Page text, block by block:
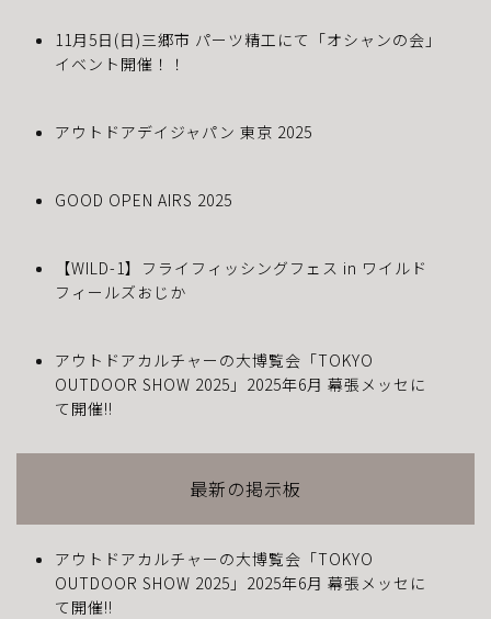
11月5日(日)三郷市 パーツ精工にて「オシャンの会」
イベント開催！！
アウトドアデイジャパン 東京 2025
GOOD OPEN AIRS 2025
【WILD-1】フライフィッシングフェス in ワイルド
フィールズおじか
アウトドアカルチャーの大博覧会「TOKYO
OUTDOOR SHOW 2025」2025年6月 幕張メッセに
て開催!!
最新の掲示板
アウトドアカルチャーの大博覧会「TOKYO
OUTDOOR SHOW 2025」2025年6月 幕張メッセに
て開催!!